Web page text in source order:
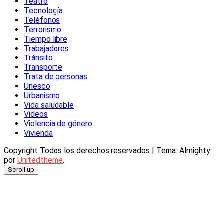
Tecnología
Teléfonos
Terrorismo
Tiempo libre
Trabajadores
Tránsito
Transporte
Trata de personas
Unesco
Urbanismo
Vida saludable
Videos
Violencia de género
Vivienda
Copyright Todos los derechos reservados
Tema: Almighty
por Unitedtheme.
Scroll up